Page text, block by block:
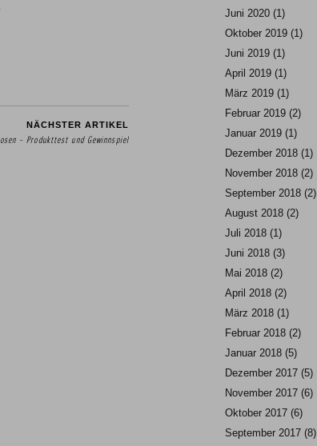
NÄCHSTER ARTIKEL
– Produkttest und Gewinnspiel
Juni 2020 (1)
Oktober 2019 (1)
Juni 2019 (1)
April 2019 (1)
März 2019 (1)
Februar 2019 (2)
Januar 2019 (1)
Dezember 2018 (1)
November 2018 (2)
September 2018 (2)
August 2018 (2)
Juli 2018 (1)
Juni 2018 (3)
Mai 2018 (2)
April 2018 (2)
März 2018 (1)
Februar 2018 (2)
Januar 2018 (5)
Dezember 2017 (5)
November 2017 (6)
Oktober 2017 (6)
September 2017 (8)